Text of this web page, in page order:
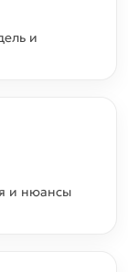
и
и нюансы